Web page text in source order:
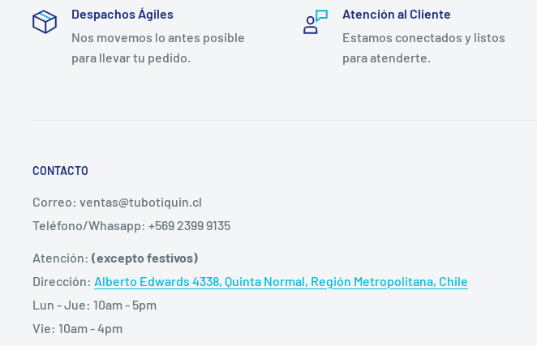
(categorías II-IV), úlceras de pie diabético.
Heridas agudas: heridas quirúrgicas, zonas donantes, quemaduras parciales
de la piel, abrasiones y desgarros cutáneos.
permanecer hasta un máximo de 7 días.
Precio publicado es por un Apósito Aquacel Foam Pro
Despachos Ágiles
Nos movemos lo antes posible
para llevar tu pedido.
Atención al Cliente
Estamos conectados y listos
para atenderte.
CONTACTO
Correo: ventas@tubotiquin.cl
Teléfono/Whasapp: +569 2399 9135
Atención: (excepto festivos)
Dirección: Alberto Edwards 4338, Quinta Normal, Región Metropolitana, Chile
Lun - Jue: 10am - 5pm
Vie: 10am - 4pm